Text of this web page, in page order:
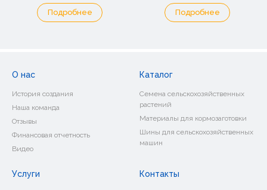
Подробнее Подробнее
О нас
История создания
Наша команда
Отзывы
Финансовая отчетность
Видео
Каталог
Семена сельскохозяйственных
растений
Материалы для кормозаготовки
Шины для сельскохозяйственных
машин
Услуги Контакты